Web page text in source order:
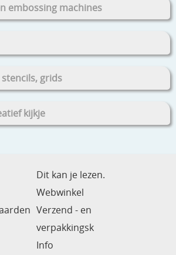
embossing machines
grids
kijkje
Dit kan je lezen.
Webwinkel
Verzend - en
verpakkingsk
Info